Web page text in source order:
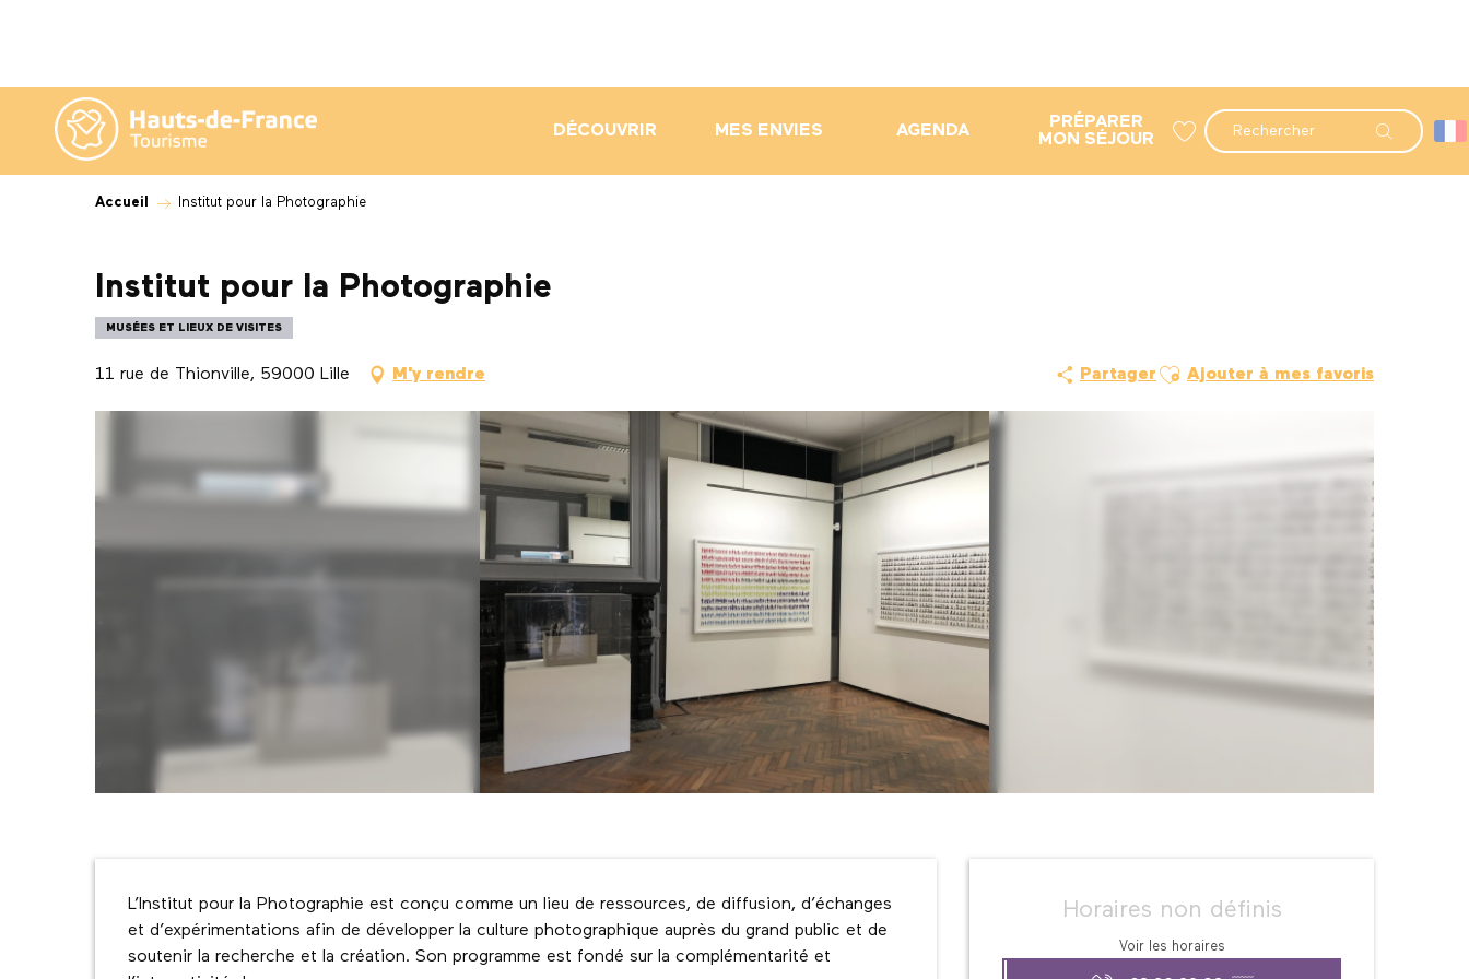
contenu
principal
Recherche
DÉCOUVRIR MES ENVIES AGENDA
PRÉPARER
MON SÉJOUR
Accueil Institut pour la Photographie
Institut pour la Photographie
MUSÉES ET LIEUX DE VISITES
11 rue de Thionville, 59000 Lille M'y rendre Partager Ajouter aux favoris
Ajouter à mes favoris
Ouverture et
Horaires non définis
Voir les horaires
Description
L’Institut pour la Photographie est conçu comme un lieu de ressources, de diffusion, d’échanges
et d’expérimentations afin de développer la culture photographique auprès du grand public et de
soutenir la recherche et la création. Son programme est fondé sur la complémentarité et